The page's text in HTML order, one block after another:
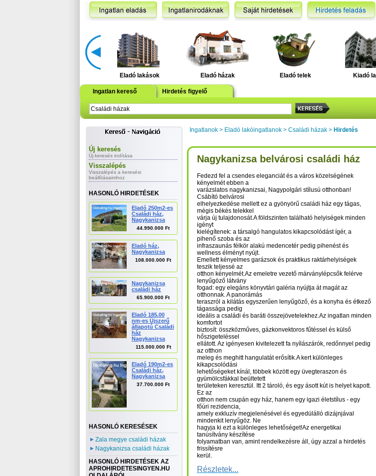
Eladó lakások Eladó házak Eladó telek Kiadó
Ingatlan kereső Hirdetés figyelő
Új keresés
Új keresés indítása
Visszalépés
Visszalépés a keresési
beállításaimhoz
HASONLÓ HIRDETÉSEK
Eladó 250m2-es
Családi ház,
Nagykanizsa
44.990.000 Ft
Eladó ház,
Nagykanizsa
108.000.000 Ft
Nagykanizsa
családi ház
65.900.000 Ft
Eladó 185.00
nm-es Újszerű
állapotú Családi
ház
Nagykanizsa
115.000.000 Ft
Eladó 190m2-es
Családi ház,
Nagykanizsa
37.700.000 Ft
HASONLÓ KERESÉSEK
Zala megye családi házak
Nagykanizsa családi házak
HASONLÓ HIRDETÉSEK AZ
APROHIRDETESINGYEN.HU
Ingatlanok > Eladó lakóingatlanok > Családi házak > Hirdetés
Nagykanizsa belvárosi családi ház
Fedezd fel a csendes eleganciát és a város közelségének
kényelmét ebben a
varázslatos nagykanizsai, Nagypolgári stílusú otthonban!
Csábító belvárosi
elhelyezkedése mellett ez a gyönyörű családi ház egy tágas,
mégis békés telekkel
várja új tulajdonosát.A földszinten található helyiségek minden
igényt
kielégítenek: a társalgó hangulatos kikapcsolódást ígér, a
pihenő szoba és az
infraszaunás félkör alakú medencetér pedig pihenést és
wellness élményt nyújt.
Emellett kényelmes garázsok és praktikus raktárhelyiségek
teszik teljessé az
otthon kényelmét.Az emeletre vezető márványlépcsők felérve
lenyűgöző látvány
fogad: egy elegáns könyvtári galéria nyújtja át magát az
otthonnak. A panorámás
teraszról a kilátás egyszerűen lenyűgöző, és a konyha és étkező
tágassága pedig
ideális a családi és baráti összejövetelekhez.Az ingatlan minden
komfortot
biztosít: összközműves, gázkonvektoros fűtéssel és külső
hőszigeteléssel
ellátott. Az igényesen kivitelezett fa nyílászárók, redőnnyel pedig
az otthon
meleg és meghitt hangulatát erősítik.A kert különleges
kikapcsolódási
lehetőségeket kínál, többek között egy üvegteraszon és
gyümölcsfákkal beültetett
területeken keresztül. Itt 2 tároló, és egy ásott kút is helyet kapott.
Ez az
otthon nem csupán egy ház, hanem egy igazi életstílus - egy
főúri rezidencia,
amely exkluzív megjelenésével és egyedülálló dizájnjával
mindenkit lenyűgöz. Ne
hagyja ki ezt a különleges lehetőséget!Az energetikai
tanúsítvány készítése
folyamatban van, amint rendelkezésre áll, úgy azzal a hirdetés
frissítésre
kerül.
Részletek...